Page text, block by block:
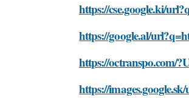
https://cse.google.ki/
https://google.al/
https://octranspo.com/
https://